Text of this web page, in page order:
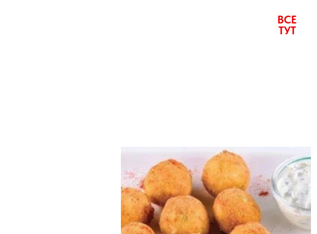
ВСЕ
ТУТ